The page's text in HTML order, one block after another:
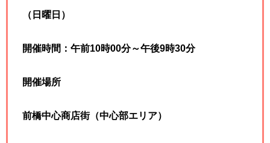
（日曜日）
開催時間：午前10時00分～午後9時30分
開催場所
前橋中心商店街（中心部エリア）